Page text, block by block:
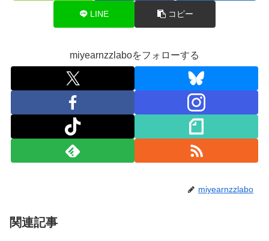
LINE コピー
miyearnzzlaboをフォローする
miyearnzzlabo
関連記事